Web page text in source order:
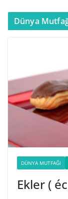
Dünya
DÜNYA MUTFAĞI
Ekler (